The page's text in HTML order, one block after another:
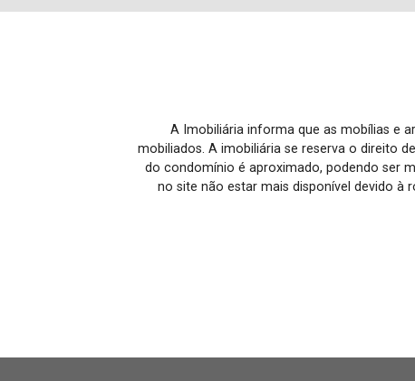
A Imobiliária informa que as mobílias e
mobiliados. A imobiliária se reserva o direito
do condomínio é aproximado, podendo ser
no site não estar mais disponível devido à